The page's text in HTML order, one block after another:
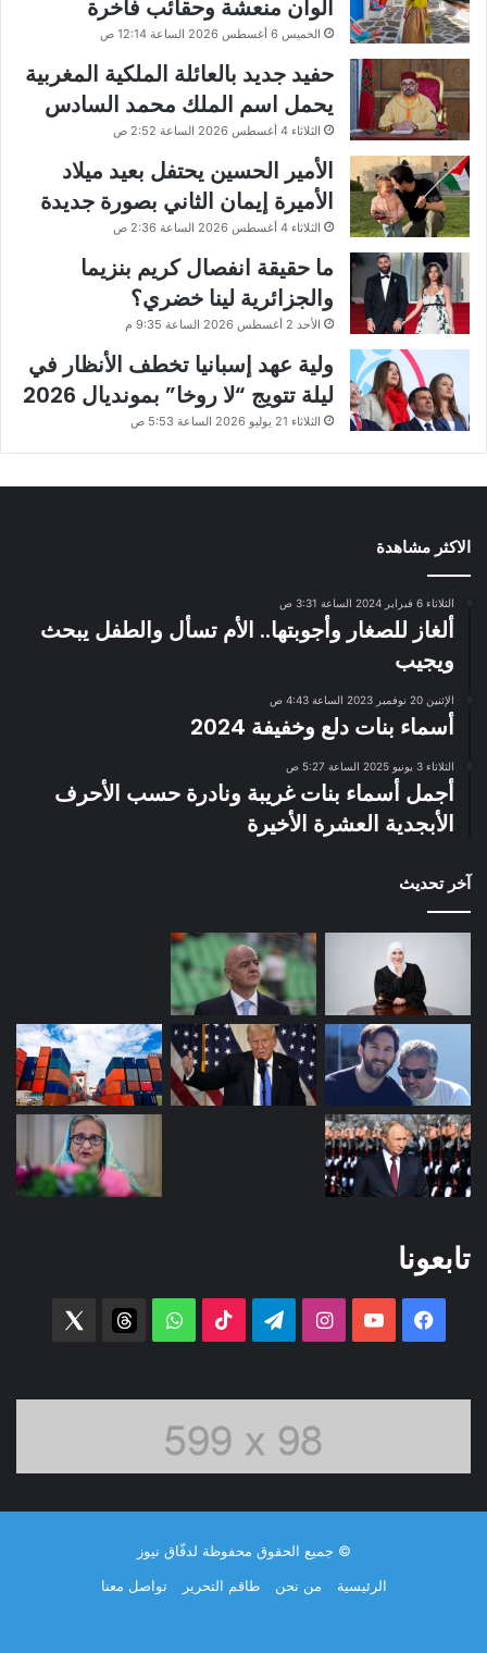
ألوان منعشة وحقائب فاخرة
الخميس 6 أغسطس 2026 الساعة 12:14 ص
حفيد جديد بالعائلة الملكية المغربية
يحمل اسم الملك محمد السادس
الثلاثاء 4 أغسطس 2026 الساعة 2:52 ص
الأمير الحسين يحتفل بعيد ميلاد
الأميرة إيمان الثاني بصورة جديدة
الثلاثاء 4 أغسطس 2026 الساعة 2:36 ص
ما حقيقة انفصال كريم بنزيما
والجزائرية لينا خضري؟
الأحد 2 أغسطس 2026 الساعة 9:35 م
ولية عهد إسبانيا تخطف الأنظار في
ليلة تتويج “لا روخا” بمونديال 2026
الثلاثاء 21 يوليو 2026 الساعة 5:53 ص
الاكثر مشاهدة
الثلاثاء 6 فبراير 2024 الساعة 3:31 ص
ألغاز للصغار وأجوبتها.. الأم تسأل والطفل يبحث
ويجيب
الإثنين 20 نوفمبر 2023 الساعة 4:43 ص
أسماء بنات دلع وخفيفة 2024
الثلاثاء 3 يونيو 2025 الساعة 5:27 ص
أجمل أسماء بنات غريبة ونادرة حسب الأحرف
الأبجدية العشرة الأخيرة
آخر تحديث
تابعونا
فيسبوك ‫YouTubeانستقرامتيلقرام ‫TikTok واتساب threads
© جميع الحقوق محفوظة لدفّاق نيوز
الرئيسية
من نحن طاقم التحرير تواصل معنا